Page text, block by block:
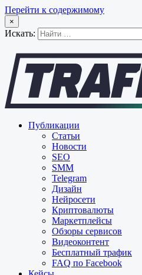
Перейти к содержимому
×
Искать:
Публикации
Статьи
Новости
SEO
SMM
Telegram
Дизайн
Нейросети
Криптовалюты
Маркетплейсы
Обзоры сервисов
Видеоконтент
Бесплатный трафик
FAQ по Facebook